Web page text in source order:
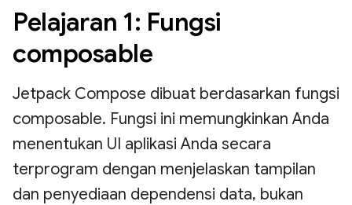
Pelajaran 1: Fungsi
composable
Jetpack Compose dibuat berdasarkan fungsi
composable. Fungsi ini memungkinkan Anda
menentukan UI aplikasi Anda secara
terprogram dengan menjelaskan tampilan
dan penyediaan dependensi data, bukan